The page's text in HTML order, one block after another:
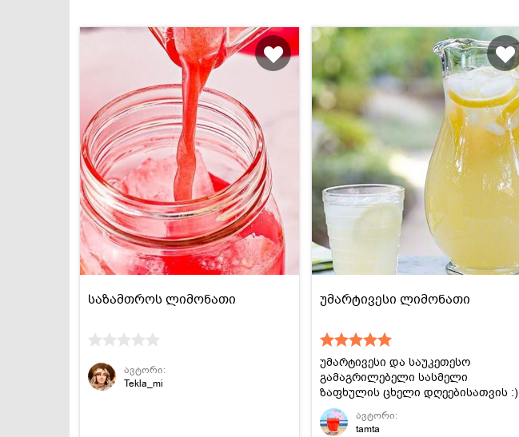
საზამთროს ლიმონათი
ავტორი:
Tekla_mi
უმარტივესი ლიმონათი
უმარტივესი და საუკეთესო
გამაგრილებელი სასმელი
ზაფხულის ცხელი დღეებისათვის :)
ავტორი:
tamta